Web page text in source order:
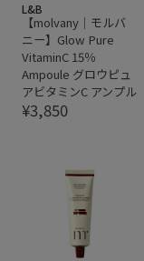
L&B
【molvany｜モルバ
ニー】Glow Pure
VitaminC 15％
Ampoule グロウピュ
アビタミンC アンプル
¥3,850